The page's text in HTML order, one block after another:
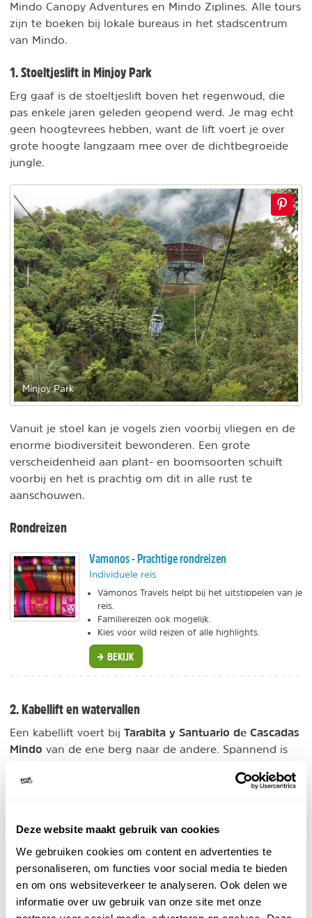
Deze website maakt gebruik van cookies
We gebruiken cookies om content en advertenties te
personaliseren, om functies voor social media te bieden
en om ons websiteverkeer te analyseren. Ook delen we
informatie over uw gebruik van onze site met onze
Mindo Canopy Adventures en Mindo Ziplines. Alle tours
zijn te boeken bij lokale bureaus in het stadscentrum
van Mindo.
1. Stoeltjeslift in Minjoy Park
Erg gaaf is de stoeltjeslift boven het regenwoud, die
pas enkele jaren geleden geopend werd. Je mag echt
geen hoogtevrees hebben, want de lift voert je over
grote hoogte langzaam mee over de dichtbegroeide
jungle.
Minjoy Park
Vanuit je stoel kan je vogels zien voorbij vliegen en de
enorme biodiversiteit bewonderen. Een grote
verscheidenheid aan plant- en boomsoorten schuift
voorbij en het is prachtig om dit in alle rust te
aanschouwen.
Rondreizen
Vamonos - Prachtige rondreizen
Individuele reis
Vámonos Travels helpt bij het uitstippelen van je
reis.
Familiereizen ook mogelijk.
Kies voor wild reizen of alle highlights.
BEKIJK
2. Kabellift en watervallen
Een kabellift voert bij Tarabita y Santuario de Cascadas
Mindo van de ene berg naar de andere. Spannend is
grote hoogte maar liefst 530 meter ver naar de andere
watervallen (ca. 2 uur wanneer je flink doorstapt) of
een kortere route naar 1 waterval (ca. 30 minuten).
Neem zwemkleding mee, want bij verschillende
watervallen kan je baden. Je kan uiteraard ook beide
routes wandelen, maar denk er aan dat je met de